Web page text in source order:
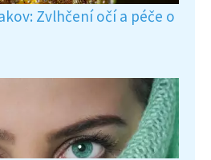
Zvlhčení očí a péče o